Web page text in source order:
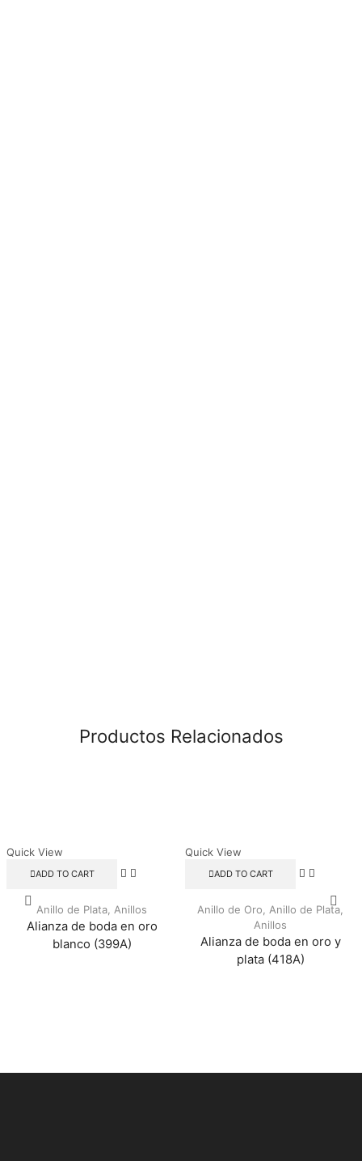
Productos Relacionados
Quick View
ADD TO CART
Anillo de Plata Anillos
Alianza de boda en oro
blanco (399A)
Quick View
ADD TO CART
Anillo de Oro Anillo de Plata
Anillos
Alianza de boda en oro y
plata (418A)